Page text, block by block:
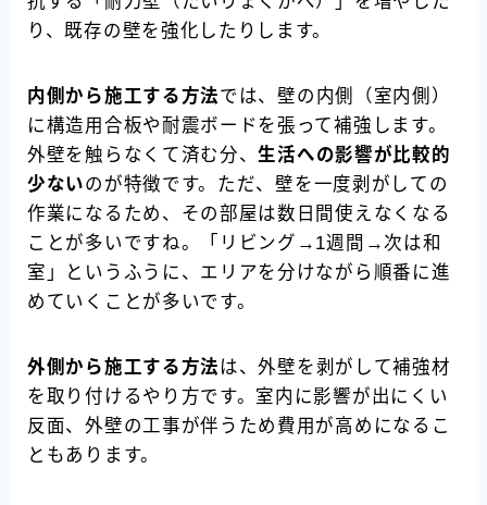
り、既存の壁を強化したりします。
内側から施工する方法では、壁の内側（室内側）
に構造用合板や耐震ボードを張って補強します。
外壁を触らなくて済む分、生活への影響が比較的
少ないのが特徴です。ただ、壁を一度剥がしての
作業になるため、その部屋は数日間使えなくなる
ことが多いですね。「リビング→1週間→次は和
室」というふうに、エリアを分けながら順番に進
めていくことが多いです。
外側から施工する方法 は、外壁を剥がして補強材
を取り付けるやり方です。室内に影響が出にくい
反面、外壁の工事が伴うため費用が高めになるこ
ともあります。